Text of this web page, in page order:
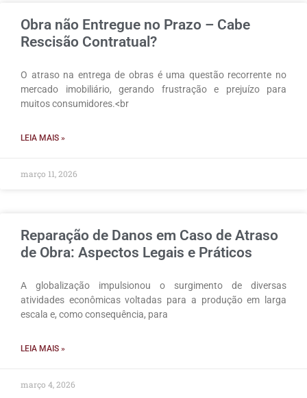
Obra não Entregue no Prazo – Cabe
Rescisão Contratual?
O atraso na entrega de obras é uma questão recorrente no
mercado imobiliário, gerando frustração e prejuízo para
muitos consumidores.<br
LEIA MAIS »
março 11, 2026
Reparação de Danos em Caso de Atraso
de Obra: Aspectos Legais e Práticos
A globalização impulsionou o surgimento de diversas
atividades econômicas voltadas para a produção em larga
escala e, como consequência, para
LEIA MAIS »
março 4, 2026